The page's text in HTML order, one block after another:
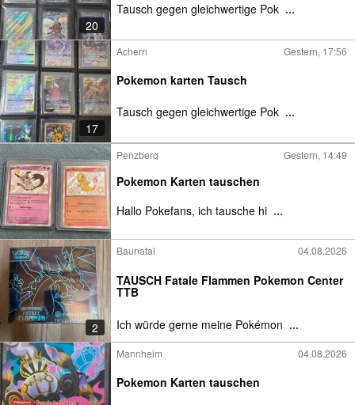
20
Tausch gegen gleichwertige Pok ...
17
Achern Gestern, 17:56
Pokemon karten Tausch
Tausch gegen gleichwertige Pok ...
Penzberg Gestern, 14:49
Pokemon Karten tauschen
Hallo Pokefans, ich tausche hi ...
2
Baunatal 04.08.2026
TAUSCH Fatale Flammen Pokemon Center
TTB
Ich würde gerne meine Pokémon ...
Mannheim 04.08.2026
Pokemon Karten tauschen